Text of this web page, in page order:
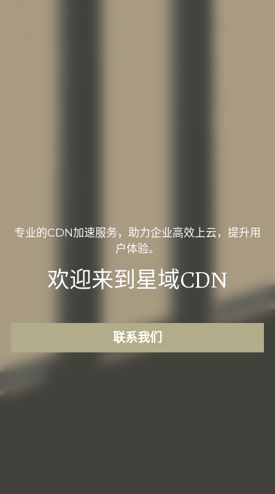
专业的CDN加速服务，助力企业高效上云，提升用
户体验。
欢迎来到星域CDN
联系我们